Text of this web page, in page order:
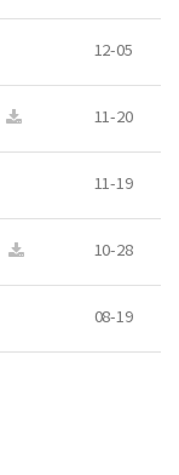
12-05
11-20
11-19
10-28
08-19